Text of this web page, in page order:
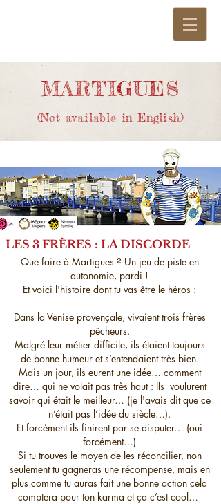
MARTIGUES
(Not available in English)
LES 3 FRÈRES : LA DISCORDE
Que faire à Martigues ? Un jeu de piste en
autonomie, pardi !
Et voici l'histoire dont tu vas être le héros :
Dans la Venise provençale, vivaient trois frères
pêcheurs.
Malgré leur métier difficile, ils étaient toujours
de bonne humeur et s’entendaient très bien.
Mais un jour, ils eurent une idée… comment
dire… qui ne volait pas très haut : Ils voulurent
savoir qui était le meilleur… (je l'avais dit que ce
n’était pas l’idée du siècle…).
Et forcément ils finirent par se disputer… (oui
forcément…)
Si tu trouves le moyen de les réconcilier, non
seulement tu gagneras une récompense, mais en
plus comme tu auras fait une bonne action cela
comptera pour ton karma et ça c’est cool…